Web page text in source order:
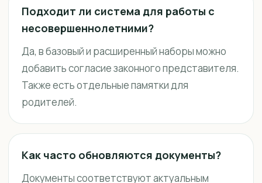
Подходит ли система для работы с
несовершеннолетними?
Да, в базовый и расширенный наборы можно
добавить согласие законного представителя.
Также есть отдельные памятки для
родителей.
Как часто обновляются документы?
Документы соответствуют актуальным